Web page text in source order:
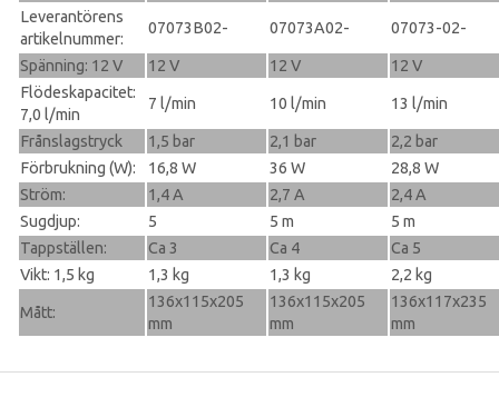
Leverantörens
artikelnummer:
07073B02- 07073A02- 07073-02-
Spänning: 12 V 12 V 12 V
12 V
Flödeskapacitet:
7,0 l/min
7 l/min 10 l/min 13 l/min
Frånslagstryck 1,5 bar 2,1 bar
2,2 bar
Förbrukning (W):
16,8 W 36 W
28,8 W
Ström:
1,4 A 2,7 A
2,4 A
Sugdjup:
5 5 m
5 m
Tappställen:
Ca 3 Ca 4
Ca 5
Vikt: 1,5 kg
1,3 kg 1,3 kg 2,2 kg
Mått:
136x115x205
mm
136x115x205
mm
136x117x235
mm